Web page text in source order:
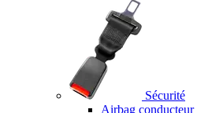
Sécurité
Airbag conducteur